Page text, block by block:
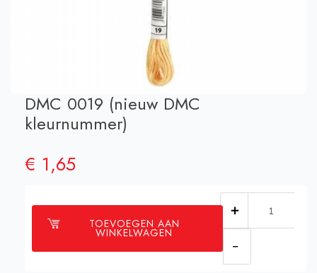
DMC 0019 (nieuw DMC
kleurnummer)
€ 1,65
TOEVOEGEN AAN
WINKELWAGEN
DMC